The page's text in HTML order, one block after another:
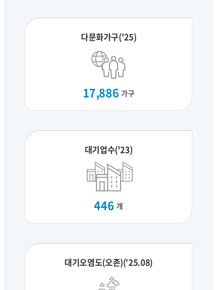
다문화가구('25)
17,886 가구
대기업수('23)
446 개
대기오염도(오존)('25.08)